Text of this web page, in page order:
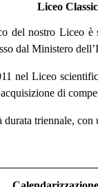
Liceo
del nostro Liceo
dal Ministero
nel Liceo
di
triennale,